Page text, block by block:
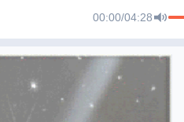
00:00/04:28